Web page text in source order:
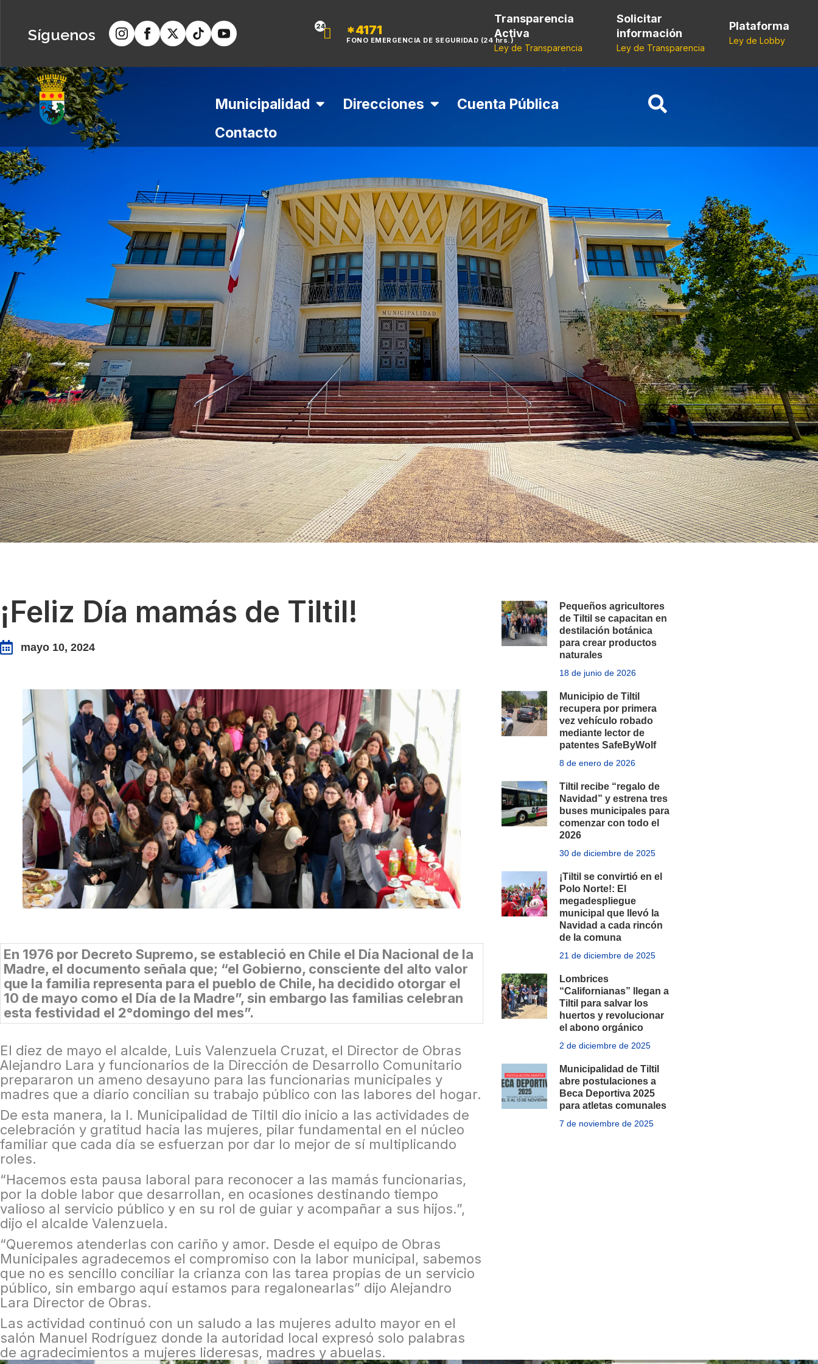
Síguenos 24 *4171
FONO EMERGENCIA DE SEGURIDAD (24 hrs.)
Transparencia
Activa
Ley de Transparencia
Solicitar
información
Ley de Transparencia
Plataforma
Ley de Lobby
Municipalidad Direcciones
Cuenta Pública
Contacto
¡Feliz Día mamás de Tiltil!
mayo 10, 2024
En 1976 por Decreto Supremo, se estableció en Chile el Día Nacional de la
Madre, el documento señala que; “el Gobierno, consciente del alto valor
que la familia representa para el pueblo de Chile, ha decidido otorgar el
10 de mayo como el Día de la Madre”, sin embargo las familias celebran
esta festividad el 2°domingo del mes”.
El diez de mayo el alcalde, Luis Valenzuela Cruzat, el Director de Obras
Alejandro Lara y funcionarios de la Dirección de Desarrollo Comunitario
prepararon un ameno desayuno para las funcionarias municipales y
madres que a diario concilian su trabajo público con las labores del hogar.
De esta manera, la I. Municipalidad de Tiltil dio inicio a las actividades de
celebración y gratitud hacia las mujeres, pilar fundamental en el núcleo
familiar que cada día se esfuerzan por dar lo mejor de sí multiplicando
roles.
“Hacemos esta pausa laboral para reconocer a las mamás funcionarias,
por la doble labor que desarrollan, en ocasiones destinando tiempo
valioso al servicio público y en su rol de guiar y acompañar a sus hijos.”,
dijo el alcalde Valenzuela.
“Queremos atenderlas con cariño y amor. Desde el equipo de Obras
Municipales agradecemos el compromiso con la labor municipal, sabemos
que no es sencillo conciliar la crianza con las tarea propias de un servicio
público, sin embargo aquí estamos para regalonearlas” dijo Alejandro
Lara Director de Obras.
Las actividad continuó con un saludo a las mujeres adulto mayor en el
salón Manuel Rodríguez donde la autoridad local expresó solo palabras
de agradecimientos a mujeres lideresas, madres y abuelas.
Pequeños agricultores
de Tiltil se capacitan en
destilación botánica
para crear productos
naturales
18 de junio de 2026
Municipio de Tiltil
recupera por primera
vez vehículo robado
mediante lector de
patentes SafeByWolf
8 de enero de 2026
Tiltil recibe “regalo de
Navidad” y estrena tres
buses municipales para
comenzar con todo el
2026
30 de diciembre de 2025
¡Tiltil se convirtió en el
Polo Norte!: El
megadespliegue
municipal que llevó la
Navidad a cada rincón
de la comuna
21 de diciembre de 2025
Lombrices
“Californianas” llegan a
Tiltil para salvar los
huertos y revolucionar
el abono orgánico
2 de diciembre de 2025
Municipalidad de Tiltil
abre postulaciones a
Beca Deportiva 2025
para atletas comunales
7 de noviembre de 2025